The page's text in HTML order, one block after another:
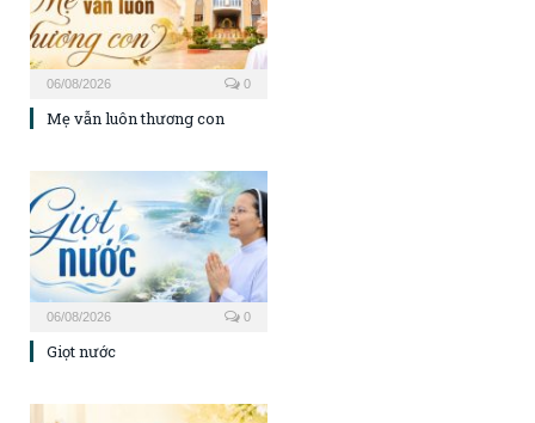
06/08/2026 0
Mẹ vẫn luôn thương con
06/08/2026 0
Giọt nước